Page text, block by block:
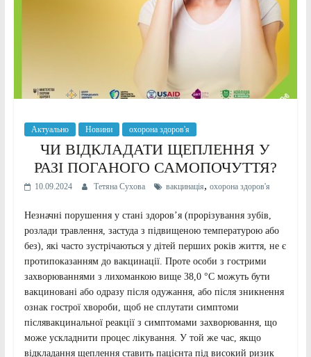
Актуально Новини охорона здоров'я
ЧИ ВІДКЛАДАТИ ЩЕПЛЕННЯ У
РАЗІ ПОГАНОГО САМОПОЧУТТЯ?
10.09.2024 Тетяна Сухова вакцинація, охорона здоров'я
Незначні порушення у стані здоров’я (прорізування зубів,
розлади травлення, застуда з підвищеною температурою або
без), які часто зустрічаються у дітей перших років життя, не є
протипоказанням до вакцинації. Проте особи з гострими
захворюваннями з лихоманкою вище 38,0 °C можуть бути
вакциновані або одразу після одужання, або після зникнення
ознак гострої хвороби, щоб не сплутати симптоми
післявакцинальної реакції з симптомами захворювання, що
може ускладнити процес лікування. У той же час, якщо
відкладання щеплення ставить пацієнта під високий ризик